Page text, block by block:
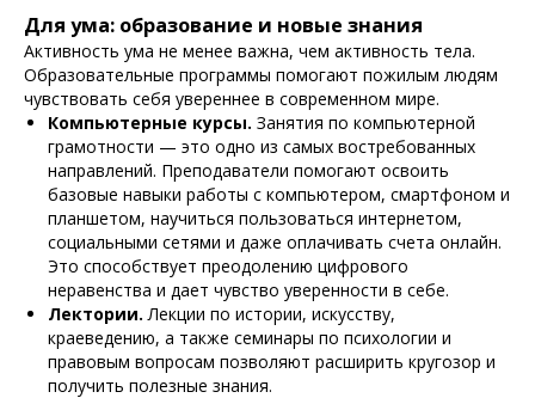
Для ума: образование и новые знания
Активность ума не менее важна, чем активность тела.
Образовательные программы помогают пожилым людям
чувствовать себя увереннее в современном мире.
Компьютерные курсы. Занятия по компьютерной
грамотности — это одно из самых востребованных
направлений. Преподаватели помогают освоить
базовые навыки работы с компьютером, смартфоном и
планшетом, научиться пользоваться интернетом,
социальными сетями и даже оплачивать счета онлайн.
Это способствует преодолению цифрового
неравенства и дает чувство уверенности в себе.
Лектории. Лекции по истории, искусству,
краеведению, а также семинары по психологии и
правовым вопросам позволяют расширить кругозор и
получить полезные знания.